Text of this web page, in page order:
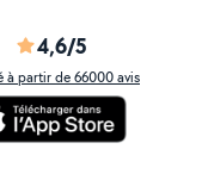
4,6/5
à partir de 66000 avis